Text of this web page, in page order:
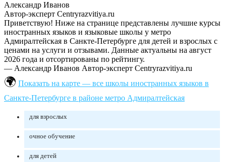
Александр Иванов
Автор-эксперт Centryrazvitiya.ru
Приветствую! Ниже на странице представлены лучшие курсы
иностранных языков и языковые школы у метро
Адмиралтейская в Санкте-Петербурге для детей и взрослых с
ценами на услуги и отзывами. Данные актуальны на август
2026 года и отсортированы по рейтингу.
— Александр Иванов Автор-эксперт Centryrazvitiya.ru
Показать на карте — все школы иностранных языков в
Санкте-Петербурге в районе метро Адмиралтейская
для взрослых
очное обучение
для детей